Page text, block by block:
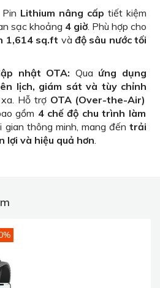
Pin Lithium nâng cấp tiết kiệm
sạc khoảng 4 giờ . Phù hợp cho
1,614 sq.ft và độ sâu nước tối
nhật OTA: Qua ứng dụng
lịch, giám sát và tùy chỉnh
Hỗ trợ OTA (Over-the-Air)
gồm 4 chế độ chu trình làm
gian thông minh, mang đến trải
lợi và hiệu quả hơn